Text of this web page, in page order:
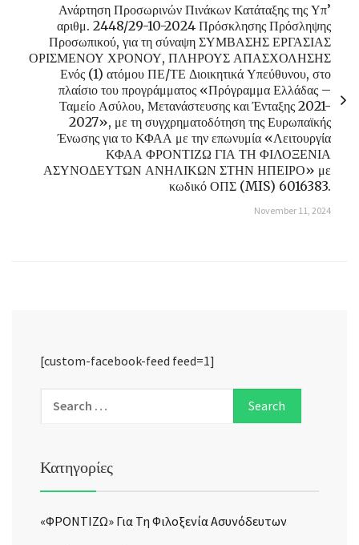
Ανάρτηση Προσωρινών Πινάκων Κατάταξης της Υπ’
αριθμ. 2448/29-10-2024 Πρόσκλησης Πρόσληψης
Προσωπικού, για τη σύναψη ΣΥΜΒΑΣΗΣ ΕΡΓΑΣΙΑΣ
ΟΡΙΣΜΕΝΟΥ ΧΡΟΝΟΥ, ΠΛΗΡΟΥΣ ΑΠΑΣΧΟΛΗΣΗΣ
Ενός (1) ατόμου ΠΕ/ΤΕ Διοικητικά Υπεύθυνου, στο
πλαίσιο του προγράμματος «Πρόγραμμα Ελλάδας –
Ταμείο Ασύλου, Μετανάστευσης και Ένταξης 2021-
2027», με τη συγχρηματοδότηση της Ευρωπαϊκής
Ένωσης για το ΚΦΑΑ με την επωνυμία «Λειτουργία
ΚΦΑΑ ΦΡΟΝΤΙΖΩ ΓΙΑ ΤΗ ΦΙΛΟΞΕΝΙΑ
ΑΣΥΝΟΔΕΥΤΩΝ ΑΝΗΛΙΚΩΝ ΣΤΗΝ ΗΠΕΙΡΟ» με
κωδικό ΟΠΣ (MIS) 6016383.
November 11, 2024
[custom-facebook-feed feed=1]
Κατηγορίες
«ΦΡΟΝΤΙΖΩ» Για Τη Φιλοξενία Ασυνόδευτων